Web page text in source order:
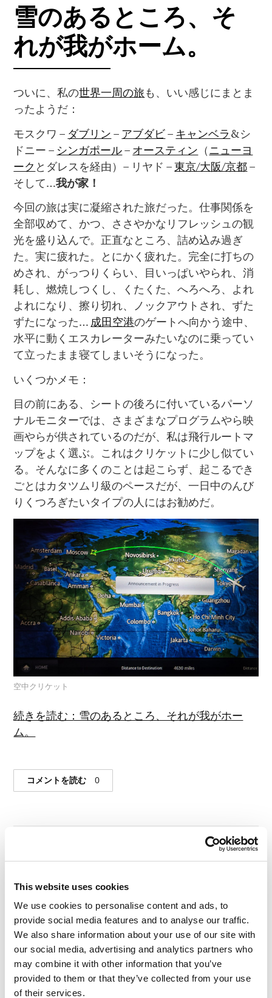
This website uses cookies
We use cookies to personalise content and ads, to
provide social media features and to analyse our traffic.
We also share information about your use of our site with
our social media, advertising and analytics partners who
may combine it with other information that you’ve
provided to them or that they’ve collected from your use
of their services.
雪のあるところ、そ
れが我がホーム。
ついに、私の世界一周の旅も、いい感じにまとま
ったようだ：
モスクワ – ダブリン – アブダビ– キャンベラ &シ
ドニー – シンガポール– オースティン （ニューヨ
ーク とダレスを経由）– リヤド –東京/大阪/京都–
そして…我が家！
今回の旅は実に凝縮された旅だった。仕事関係を
全部収めて、かつ、ささやかなリフレッシュの観
光を盛り込んで。正直なところ、詰め込み過ぎ
た。実に疲れた。とにかく疲れた。完全に打ちの
めされ、がっつりくらい、目いっぱいやられ、消
耗し、燃焼しつくし、くたくた、へろへろ、よれ
よれになり、擦り切れ、ノックアウトされ、ずた
ずたになった… 成田空港のゲートへ向かう途中、
水平に動くエスカレーターみたいなのに乗ってい
て立ったまま寝てしまいそうになった。
いくつかメモ：
目の前にある、シートの後ろに付いているパーソ
ナルモニターでは、さまざまなプログラムやら映
画やらが供されているのだが、私は飛行ルートマ
ップをよく選ぶ。これはクリケットに少し似てい
る。そんなに多くのことは起こらず、起こるでき
ごとはカタツムリ級のペースだが、一日中のんび
りくつろぎたいタイプの人にはお勧めだ。
空中クリケット
続きを読む：雪のあるところ、それが我がホー
ム。
コメントを読む 0
美しきかな日本の四
季